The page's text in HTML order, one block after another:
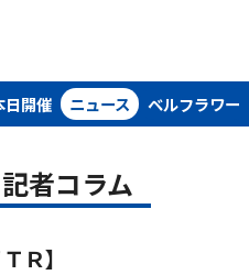
日開催 ニュース ベルフラワー
者コラム
Ｒ】